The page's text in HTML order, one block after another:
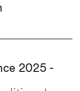
2025 -